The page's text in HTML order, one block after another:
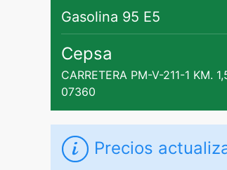
Gasolina 95 E5
Cepsa
CARRETERA PM-V-211-1 KM.
07360
Precios